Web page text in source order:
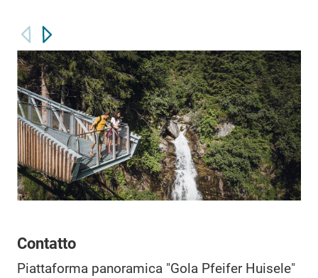
Contatto
Piattaforma panoramica "Gola Pfeifer Huisele"